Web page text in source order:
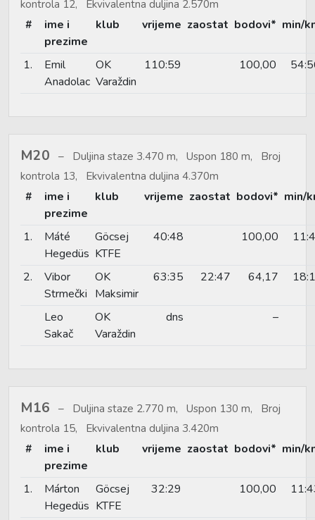
kontrola 12, Ekvivalentna duljina 2.570m
#
ime i
prezime
klub vrijeme zaostat bodovi* min/
1.
Emil
Anadolac
OK
Varaždin
110:59 100,00
M20
Duljina staze 3.470 m, Uspon 180 m, Broj
kontrola 13, Ekvivalentna duljina 4.370m
#
ime i
prezime
klub vrijeme zaostat bodovi* min/
1.
Máté
Hegedüs
Göcsej
KTFE
40:48 100,00
2.
Vibor
Strmečki
OK
Maksimir
63:35 22:47 64,17
Leo
Sakač
OK
Varaždin
dns –
M16
Duljina staze 2.770 m, Uspon 130 m, Broj
kontrola 15, Ekvivalentna duljina 3.420m
#
ime i
prezime
klub vrijeme zaostat bodovi* min/
1.
Márton
Hegedüs
Göcsej
KTFE
32:29 100,00